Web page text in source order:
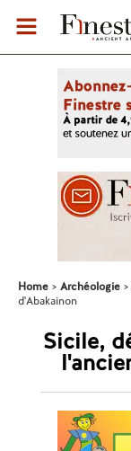
Home Archéologie
d'Abakainon
Sicile,